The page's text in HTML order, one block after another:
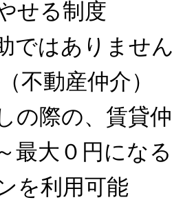
せる制度
ではありませ
不動産仲介）
の際の、賃貸
最大０円にな
を利用可能